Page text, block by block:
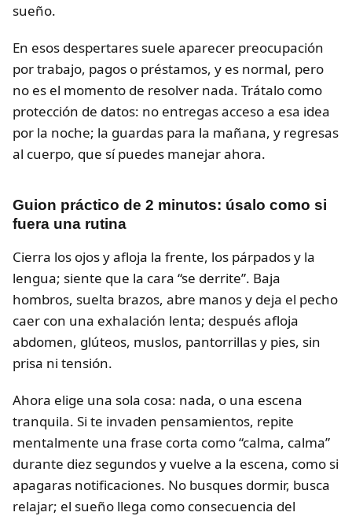
sueño.
En esos despertares suele aparecer preocupación
por trabajo, pagos o préstamos, y es normal, pero
no es el momento de resolver nada. Trátalo como
protección de datos: no entregas acceso a esa idea
por la noche; la guardas para la mañana, y regresas
al cuerpo, que sí puedes manejar ahora.
Guion práctico de 2 minutos: úsalo como si
fuera una rutina
Cierra los ojos y afloja la frente, los párpados y la
lengua; siente que la cara “se derrite”. Baja
hombros, suelta brazos, abre manos y deja el pecho
caer con una exhalación lenta; después afloja
abdomen, glúteos, muslos, pantorrillas y pies, sin
prisa ni tensión.
Ahora elige una sola cosa: nada, o una escena
tranquila. Si te invaden pensamientos, repite
mentalmente una frase corta como “calma, calma”
durante diez segundos y vuelve a la escena, como si
apagaras notificaciones. No busques dormir, busca
relajar; el sueño llega como consecuencia del